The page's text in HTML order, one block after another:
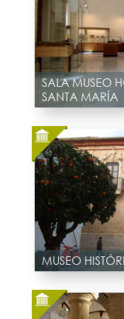
SALA MUSEO
SANTA MARÍA
MUSEO